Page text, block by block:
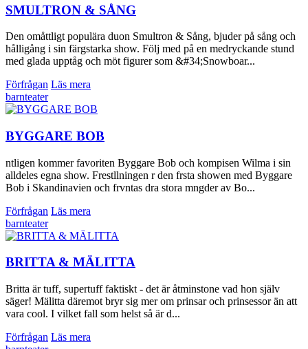
SMULTRON & SÅNG
Den omåttligt populära duon Smultron & Sång, bjuder på sång och
hålligång i sin färgstarka show. Följ med på en medryckande stund
med glada upptåg och möt figurer som &#34;Snowboar...
Förfrågan Läs mera
barnteater
BYGGARE BOB
ntligen kommer favoriten Byggare Bob och kompisen Wilma i sin
alldeles egna show. Frestllningen r den frsta showen med Byggare
Bob i Skandinavien och frvntas dra stora mngder av Bo...
Förfrågan Läs mera
barnteater
BRITTA & MÄLITTA
Britta är tuff, supertuff faktiskt - det är åtminstone vad hon själv
säger! Mälitta däremot bryr sig mer om prinsar och prinsessor än att
vara cool. I vilket fall som helst så är d...
Förfrågan Läs mera